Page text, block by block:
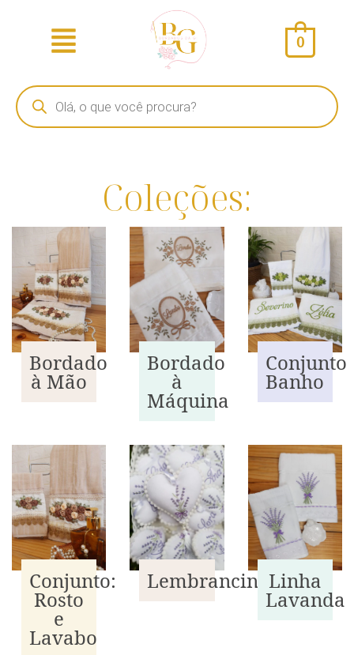
0
Coleções:
Bordado
à Mão
Bordado
à
Máquina
Conjunto
Banho
Conjunto:
Rosto
e
Lavabo
LembrancinhasLinha
Lavanda